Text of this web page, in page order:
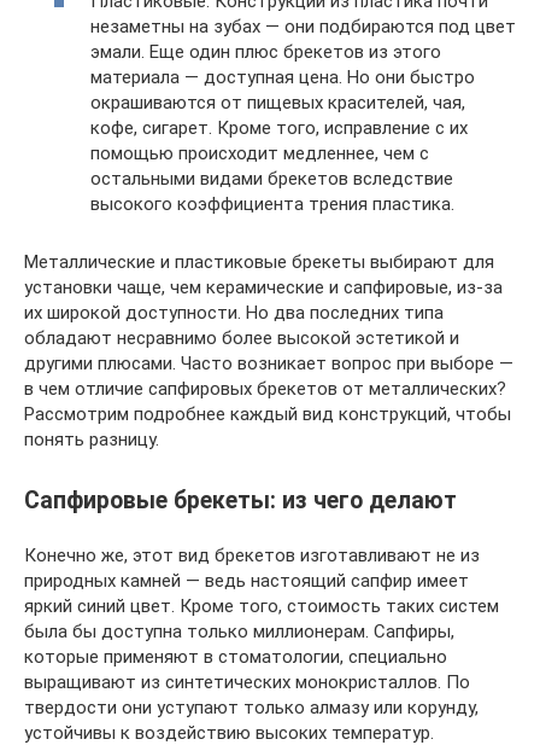
незаметны на зубах — они подбираются под цвет
эмали. Еще один плюс брекетов из этого
материала — доступная цена. Но они быстро
окрашиваются от пищевых красителей, чая,
кофе, сигарет. Кроме того, исправление с их
помощью происходит медленнее, чем с
остальными видами брекетов вследствие
высокого коэффициента трения пластика.
Металлические и пластиковые брекеты выбирают для
установки чаще, чем керамические и сапфировые, из-за
их широкой доступности. Но два последних типа
обладают несравнимо более высокой эстетикой и
другими плюсами. Часто возникает вопрос при выборе —
в чем отличие сапфировых брекетов от металлических?
Рассмотрим подробнее каждый вид конструкций, чтобы
понять разницу.
Сапфировые брекеты: из чего делают
Конечно же, этот вид брекетов изготавливают не из
природных камней — ведь настоящий сапфир имеет
яркий синий цвет. Кроме того, стоимость таких систем
была бы доступна только миллионерам. Сапфиры,
которые применяют в стоматологии, специально
выращивают из синтетических монокристаллов. По
твердости они уступают только алмазу или корунду,
устойчивы к воздействию высоких температур.